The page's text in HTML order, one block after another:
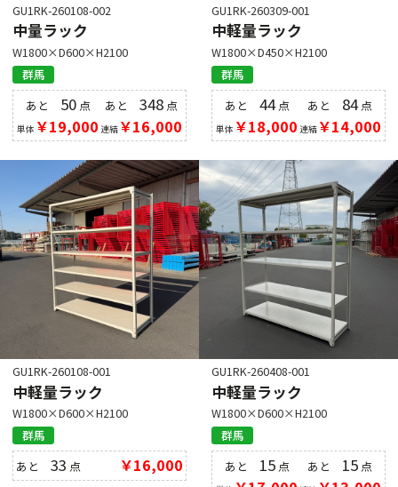
GU1RK-260108-002
中量ラック
W1800×D600×H2100
群馬
あと 50点
単体 ￥19,000
あと 348点
連結￥16,000
GU1RK-260309-001
中軽量ラック
W1800×D450×H2100
群馬
あと 44点
単体 ￥18,000
あと 84点
連結￥14,000
GU1RK-260108-001
中軽量ラック
W1800×D600×H2100
群馬
あと33 点 ￥16,000
GU1RK-260408-001
中軽量ラック
W1800×D600×H2100
群馬
あと 15点 あと 15 点